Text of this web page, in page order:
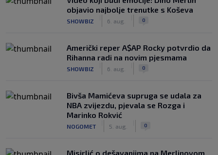
objavio najbolje trenutke s Koševa
SHOWBIZ 6. aug. 0
Američki reper A$AP Rocky potvrdio da
Rihanna radi na novim pjesmama
SHOWBIZ 6. aug. 0
Bivša Mamićeva supruga se udala za
NBA zvijezdu, pjevala se Rozga i
Marinko Rokvić
NOGOMET 5. aug. 0
Misirlić o dešavanjima na Merlinovom